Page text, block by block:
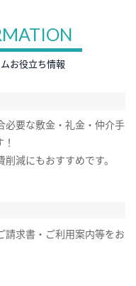
お役立ち情報
必要な敷金・礼金・仲介手
減にもおすすめです。
請求書・ご利用案内等をお